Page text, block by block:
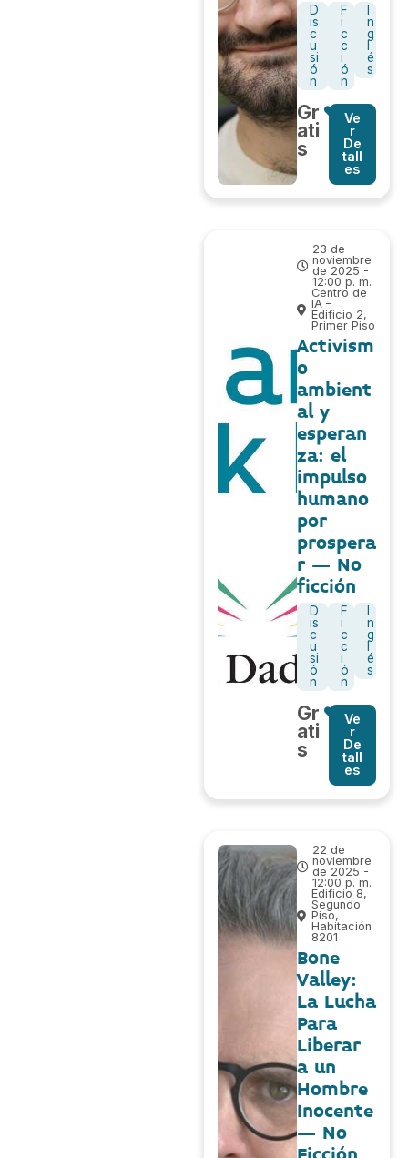
D
is
c
u
si
ó
n
F
i
c
c
i
ó
n
n
g
l
é
s
Gr
ati
s
Ve
r
De
tall
es
23 de
noviembre
de 2025 -
12:00 p. m.
Centro de
IA –
Edificio 2,
Primer Piso
Activism
o
ambient
al y
esperan
za: el
impulso
humano
por
prospera
r – No
ficción
D
is
c
u
si
ó
n
F
i
c
c
i
ó
n
n
g
l
é
s
Gr
ati
s
Ve
r
De
tall
es
22 de
noviembre
de 2025 -
12:00 p. m.
Edificio 8,
Segundo
Piso,
Habitación
8201
Bone
Valley:
La Lucha
Para
Liberar
a un
Hombre
Inocente
– No